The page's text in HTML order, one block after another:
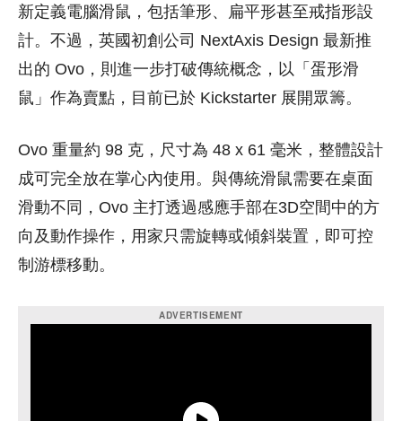
新定義電腦滑鼠，包括筆形、扁平形甚至戒指形設
計。不過，英國初創公司 NextAxis Design 最新推
出的 Ovo，則進一步打破傳統概念，以「蛋形滑
鼠」作為賣點，目前已於 Kickstarter 展開眾籌。
Ovo 重量約 98 克，尺寸為 48 x 61 毫米，整體設計
成可完全放在掌心內使用。與傳統滑鼠需要在桌面
滑動不同，Ovo 主打透過感應手部在3D空間中的方
向及動作操作，用家只需旋轉或傾斜裝置，即可控
制游標移動。